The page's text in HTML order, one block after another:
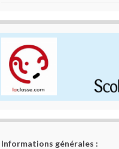
Informations générales :